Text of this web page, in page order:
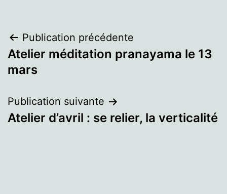
Navigation
de
Publication précédente
Atelier méditation pranayama le 13
mars
Publication suivante
Atelier d’avril : se relier, la verticalité